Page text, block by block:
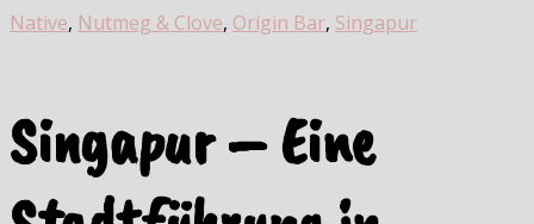
Native, Nutmeg & Clove, Origin Bar, Singapur
Singapur – Eine